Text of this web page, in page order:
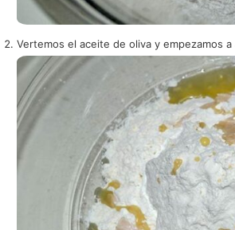
Vertemos el aceite de oliva y empezamos a